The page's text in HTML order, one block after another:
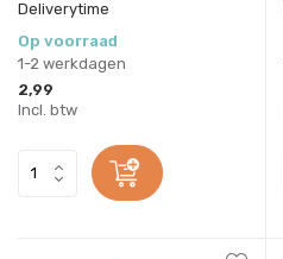
Deliverytime
Op voorraad
1-2 werkdagen
2,99
Incl. btw